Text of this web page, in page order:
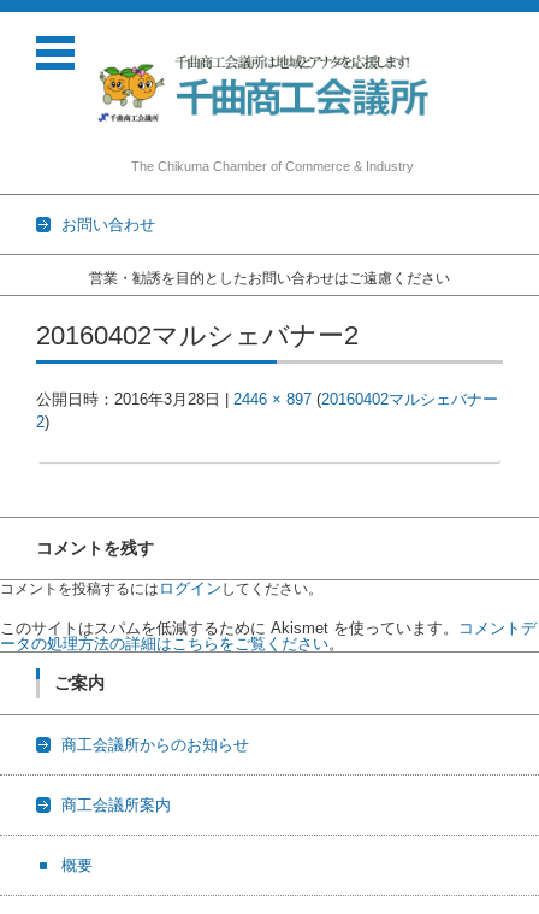
The Chikuma Chamber of Commerce & Industry
お問い合わせ
営業・勧誘を目的としたお問い合わせはご遠慮ください
コンテンツに移動
20160402マルシェバナー2
公開日時： 2016年3月28日 2446 × 897 (20160402マルシェバナー
2)
コメントを残す
コメントを投稿するには ログイン してください。
このサイトはスパムを低減するために Akismet を使っています。
コメントデ
ータの処理方法の詳細はこちらをご覧ください。
ご案内
商工会議所からのお知らせ
商工会議所案内
概要